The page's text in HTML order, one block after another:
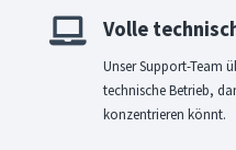
 Volle
Unser Support-Team
technische Betrieb,
konzentrieren könnt.